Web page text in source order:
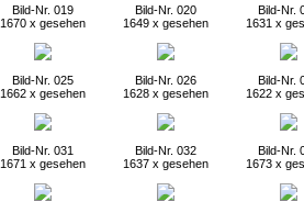
Bild-Nr. 019
1670 x gesehen
Bild-Nr. 020
1649 x gesehen
Bild-Nr.
1631 x
Bild-Nr. 025
1662 x gesehen
Bild-Nr. 026
1628 x gesehen
Bild-Nr.
1622 x
Bild-Nr. 031
1671 x gesehen
Bild-Nr. 032
1637 x gesehen
Bild-Nr.
1673 x